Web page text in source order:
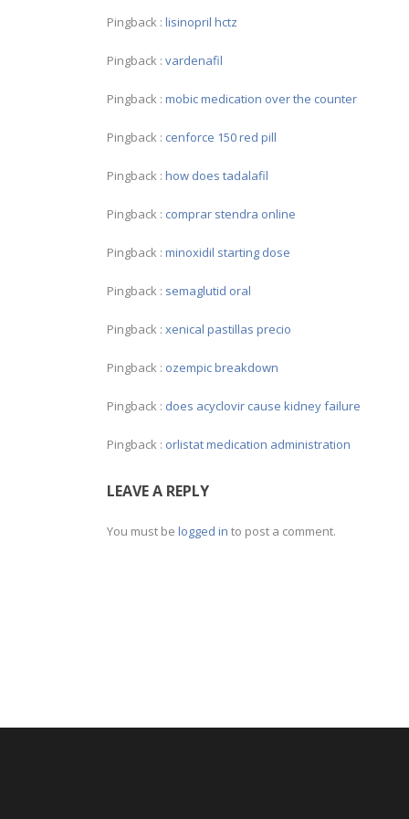
Pingback : lisinopril hctz
Pingback : vardenafil
Pingback : mobic medication over the counter
Pingback : cenforce 150 red pill
Pingback : how does tadalafil
Pingback : comprar stendra online
Pingback : minoxidil starting dose
Pingback : semaglutid oral
Pingback : xenical pastillas precio
Pingback : ozempic breakdown
Pingback : does acyclovir cause kidney failure
Pingback : orlistat medication administration
LEAVE A REPLY
You must be logged in to post a comment.